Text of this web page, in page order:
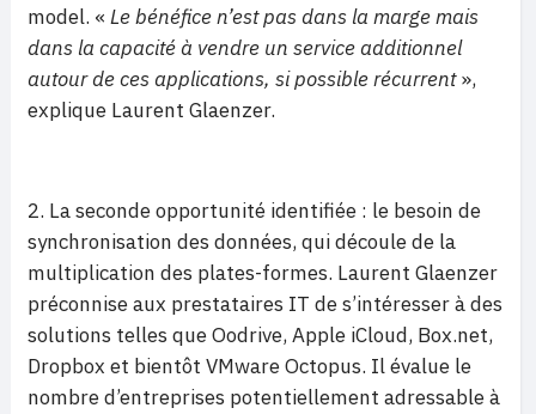
model. « Le bénéfice n’est pas dans la marge mais
dans la capacité à vendre un service additionnel
autour de ces applications, si possible récurrent»,
explique Laurent Glaenzer.
2. La seconde opportunité identifiée : le besoin de
synchronisation des données, qui découle de la
multiplication des plates-formes. Laurent Glaenzer
préconnise aux prestataires IT de s’intéresser à des
solutions telles que Oodrive, Apple iCloud, Box.net,
Dropbox et bientôt VMware Octopus. Il évalue le
nombre d’entreprises potentiellement adressable à